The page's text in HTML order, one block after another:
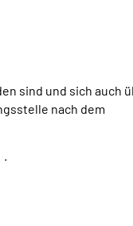
sind und sich auch
nach dem